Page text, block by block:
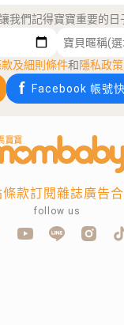
我們記得寶寶重要的日
及細則條件和隱私政策
Facebook 帳號
款訂閱雜誌廣告
follow us